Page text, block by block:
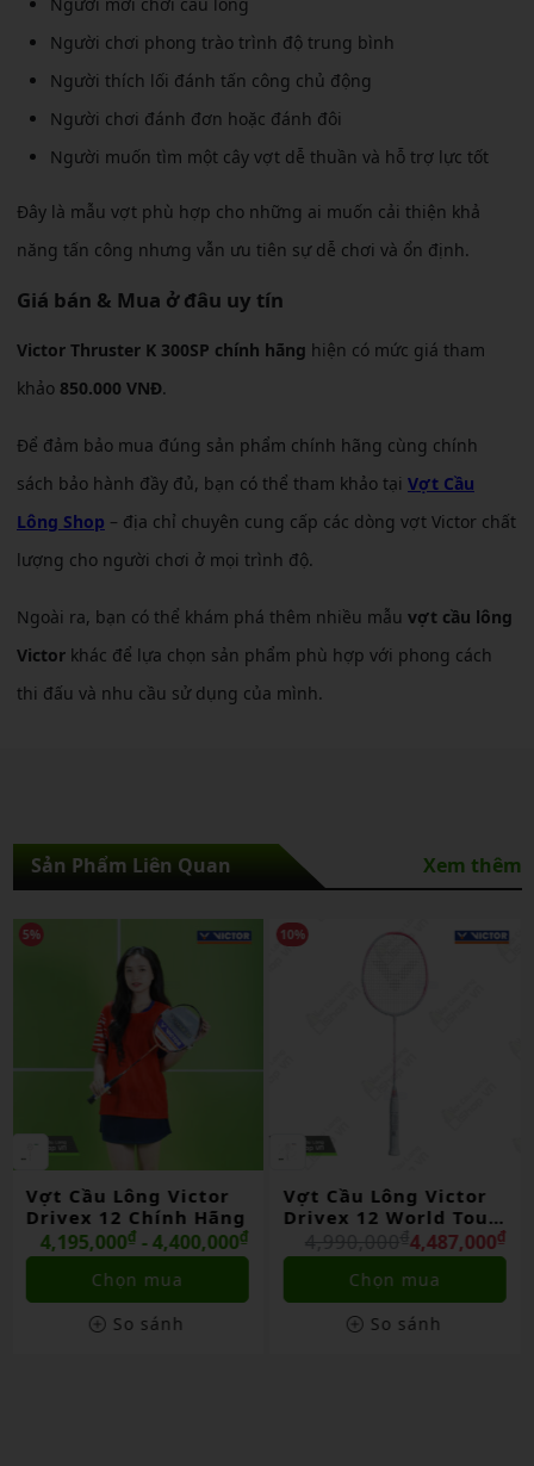
Người chơi phong trào trình độ trung bình
Người thích lối đánh tấn công chủ động
Người chơi đánh đơn hoặc đánh đôi
Người muốn tìm một cây vợt dễ thuần và hỗ trợ lực tốt
Đây là mẫu vợt phù hợp cho những ai muốn cải thiện khả
năng tấn công nhưng vẫn ưu tiên sự dễ chơi và ổn định.
Giá bán & Mua ở đâu uy tín
Victor Thruster K 300SP chính hãng hiện có mức giá tham
khảo 850.000 VNĐ.
Để đảm bảo mua đúng sản phẩm chính hãng cùng chính
sách bảo hành đầy đủ, bạn có thể tham khảo tại Vợt Cầu
Lông Shop – địa chỉ chuyên cung cấp các dòng vợt Victor chất
lượng cho người chơi ở mọi trình độ.
Ngoài ra, bạn có thể khám phá thêm nhiều mẫu vợt cầu lông
Victor khác để lựa chọn sản phẩm phù hợp với phong cách
thi đấu và nhu cầu sử dụng của mình.
Sản Phẩm Liên Quan Xem thêm
10%
Vợt Cầu Lông Victor
Drivex 12 World Tour
Final 2025 Lmt Chính
Hãng
4,487,000₫
4,990,000
Chọn mua
So sánh
8%
VỢT CẦU LÔNG
VICTOR THRUSTER F C
ULTRA X 2025 CHÍNH
HÃNG
4,475,000₫
4,850,000₫
Chọn mua
So sánh